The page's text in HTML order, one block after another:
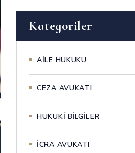
Kategoriler
AİLE HUKUKU
CEZA AVUKATI
HUKUKİ BİLGİLER
İCRA AVUKATI